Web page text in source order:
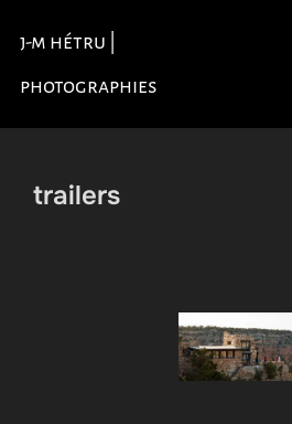
contenu
j-m hétru |
photographies
trailers